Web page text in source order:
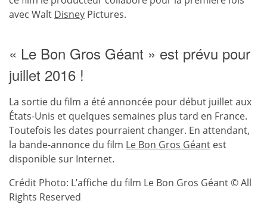
avec Walt Disney Pictures.
« Le Bon Gros Géant » est prévu pour
juillet 2016 !
La sortie du film a été annoncée pour début juillet aux
États-Unis et quelques semaines plus tard en France.
Toutefois les dates pourraient changer. En attendant,
la bande-annonce du film Le Bon Gros Géant est
disponible sur Internet.
Crédit Photo: L’affiche du film Le Bon Gros Géant © All
Rights Reserved